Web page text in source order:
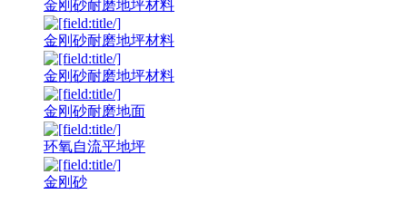
金刚砂耐磨地坪材料
金刚砂耐磨地坪材料
金刚砂耐磨地坪材料
金刚砂耐磨地面
环氧自流平地坪
金刚砂